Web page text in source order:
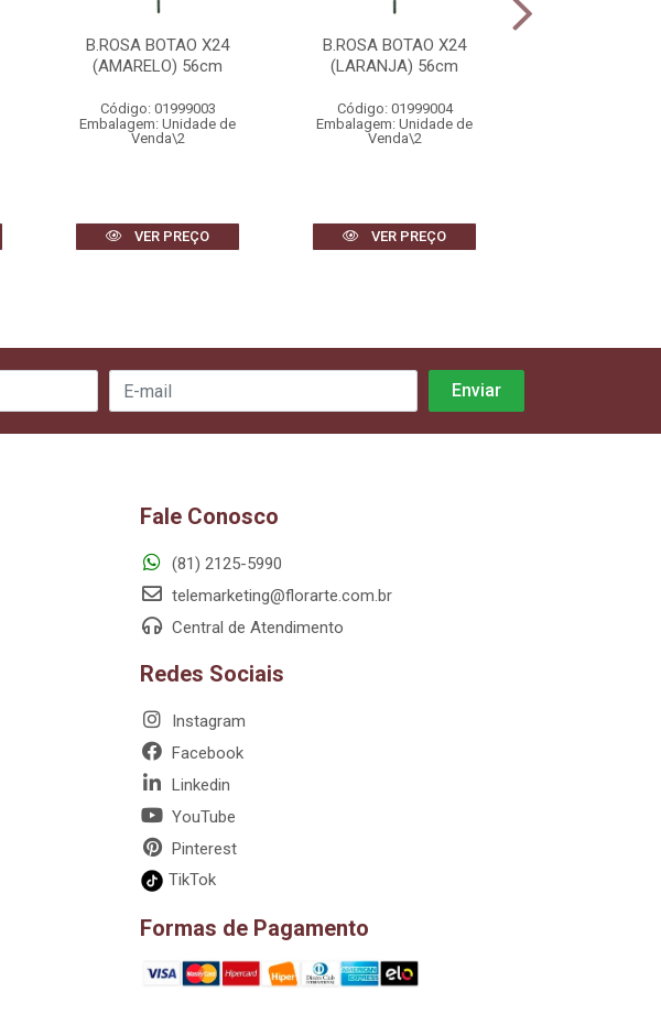
B.ROSA BOTAO X24
(AMARELO) 56cm
Código: 01999003
Embalagem: Unidade de
Venda\2
VER PREÇO
B.ROSA BOTAO X24
(LARANJA) 56cm
Código: 01999004
Embalagem: Unidade de
Venda\2
VER PREÇO
Fale Conosco
(81) 2125-5990
telemarketing@florarte.com.br
Central de Atendimento
Redes Sociais
Instagram
Facebook
Linkedin
YouTube
Pinterest
TikTok
Formas de Pagamento